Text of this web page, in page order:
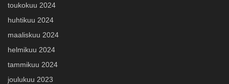
toukokuu 2024
huhtikuu 2024
maaliskuu 2024
helmikuu 2024
tammikuu 2024
joulukuu 2023